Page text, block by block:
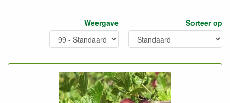
Weergave Sorteer op